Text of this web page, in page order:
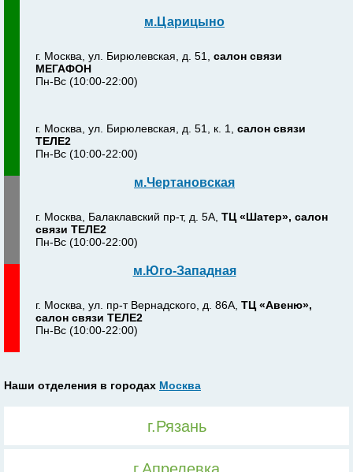
м.Царицыно
г. Москва, ул. Бирюлевская, д. 51, салон связи
МЕГАФОН
Пн-Вс (10:00-22:00)
г. Москва, ул. Бирюлевская, д. 51, к. 1, салон связи
ТЕЛЕ2
Пн-Вс (10:00-22:00)
м.Чертановская
г. Москва, Балаклавский пр-т, д. 5А, ТЦ «Шатер», салон
связи ТЕЛЕ2
Пн-Вс (10:00-22:00)
м.Юго-Западная
г. Москва, ул. пр-т Вернадского, д. 86А, ТЦ «Авеню»,
салон связи ТЕЛЕ2
Пн-Вс (10:00-22:00)
Наши отделения в городах Москва
г.Рязань